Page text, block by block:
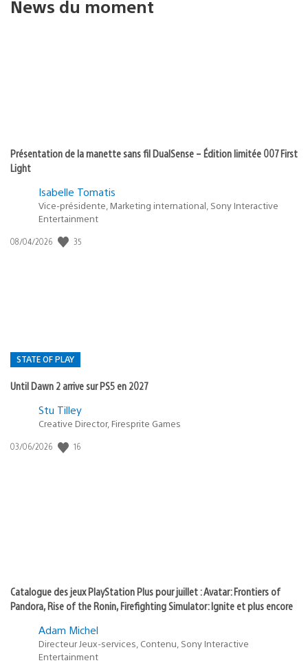
News du moment
Présentation de la manette sans fil DualSense – Édition limitée 007 First
Light
Isabelle Tomatis
Vice-présidente, Marketing international, Sony Interactive
Entertainment
Date
08/04/2026 35
STATE OF PLAY
Until Dawn 2 arrive sur PS5 en 2027
Postée
:
Stu Tilley
Creative Director, Firesprite Games
Date
03/06/2026 16
Catalogue des jeux PlayStation Plus pour juillet : Avatar: Frontiers of
Pandora, Rise of the Ronin, Firefighting Simulator: Ignite et plus encore
Adam Michel
Directeur Jeux-services, Contenu, Sony Interactive
Entertainment